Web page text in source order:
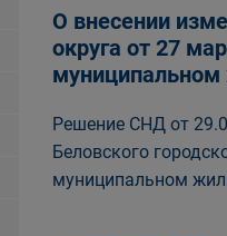
О внесении
округа от 27
муниципальном
Решение СНД от
Беловского
муниципальном